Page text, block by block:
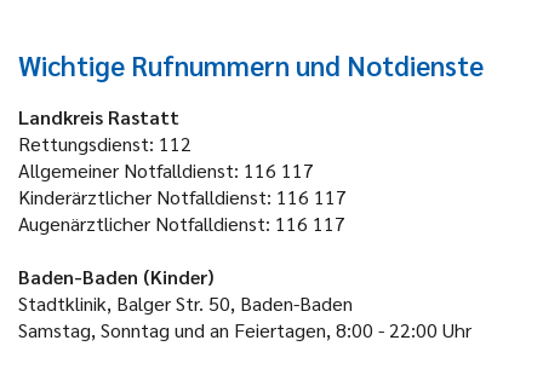
Wichtige Rufnummern und Notdienste
Landkreis Rastatt
Rettungsdienst: 112
Allgemeiner Notfalldienst: 116 117
Kinderärztlicher Notfalldienst: 116 117
Augenärztlicher Notfalldienst: 116 117
Baden-Baden (Kinder)
Stadtklinik, Balger Str. 50, Baden-Baden
Samstag, Sonntag und an Feiertagen, 8:00 - 22:00 Uhr